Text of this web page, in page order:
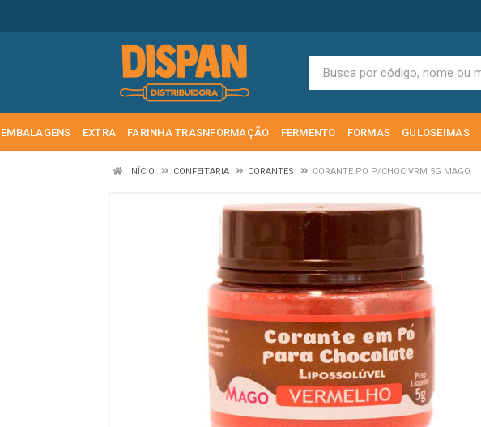
EMBALAGENS EXTRA FARINHA TRASNFORMAÇÃO FERMENTO FORMAS GULOSEIMAS
INÍCIO CONFEITARIA CORANTES CORANTE PO P/CHOC VRM 5G MAGO